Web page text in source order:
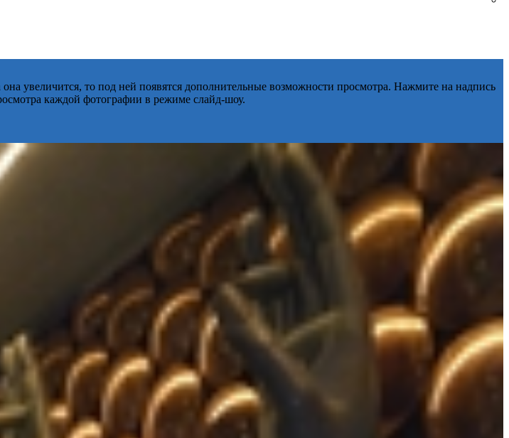
увеличится, то под ней появятся дополнительные возможности просмотра. Нажмите на надпись
каждой фотографии в режиме слайд-шоу.